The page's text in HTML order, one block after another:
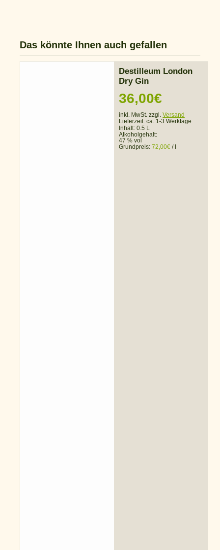
Das könnte Ihnen auch gefallen
Destilleum London
Dry Gin
36,00€
inkl. MwSt. zzgl. Versand
Lieferzeit: ca. 1-3 Werktage
Inhalt: 0.5 L
Alkoholgehalt:
47 % vol
Grundpreis: 72,00€ /